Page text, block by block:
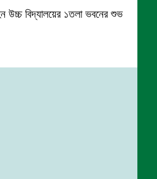
উচ্চ বিদ্যালয়ের ১তলা ভবনের শুভ